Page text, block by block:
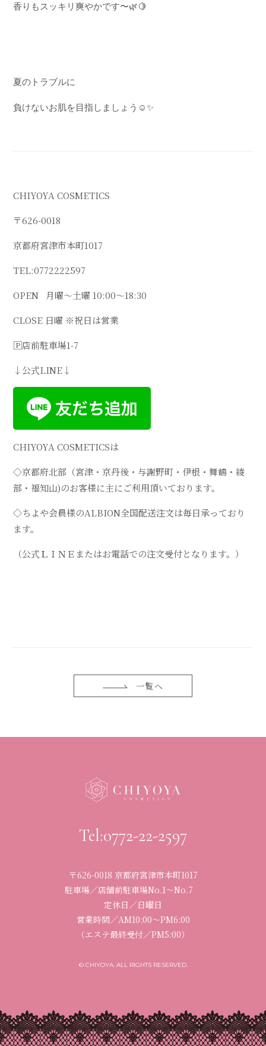
香りもスッキリ爽やかです〜🌿🍋
夏のトラブルに
負けないお肌を目指しましょう ☺️✨
CHIYOYA COSMETICS
〒626-0018
京都府宮津市本町1017
TEL:0772222597
OPEN
月曜～土曜 10:00〜18:30
CLOSE 日曜 ※祝日は営業
🄿店前駐車場1-7
↓ 公式LINE↓
CHIYOYA COSMETICSは
◇京都府北部（宮津・京丹後・与謝野町・伊根・舞鶴・綾
部・福知山)のお客様に主にご利用頂いております。
◇ちよや会員様のALBION全国配送注文は毎日承っており
ます。
（公式ＬＩＮＥまたはお電話での注文受付となります。）
一覧へ
Tel:0772-22-2597
〒626-0018 京都府宮津市本町1017
駐車場／店舗前駐車場No.1〜No.7
定休日／日曜日
営業時間／AM10:00〜PM6:00
（エステ最終受付／PM5:00）
© CHIYOYA. ALL RIGHTS RESERVED.